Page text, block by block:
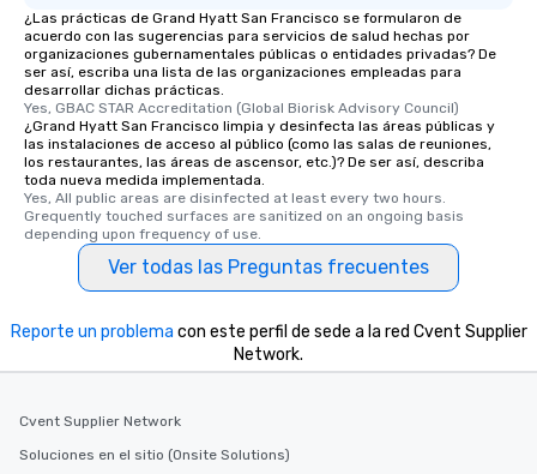
¿Las prácticas de Grand Hyatt San Francisco se formularon de
acuerdo con las sugerencias para servicios de salud hechas por
organizaciones gubernamentales públicas o entidades privadas? De
ser así, escriba una lista de las organizaciones empleadas para
desarrollar dichas prácticas.
Yes, GBAC STAR Accreditation (Global Biorisk Advisory Council)
¿Grand Hyatt San Francisco limpia y desinfecta las áreas públicas y
las instalaciones de acceso al público (como las salas de reuniones,
los restaurantes, las áreas de ascensor, etc.)? De ser así, describa
toda nueva medida implementada.
Yes, All public areas are disinfected at least every two hours.
Grequently touched surfaces are sanitized on an ongoing basis
depending upon frequency of use.
Ver todas las Preguntas frecuentes
Reporte un problema con este perfil de sede a la red Cvent Supplier
Network.
Cvent Supplier Network
Soluciones en el sitio (Onsite Solutions)